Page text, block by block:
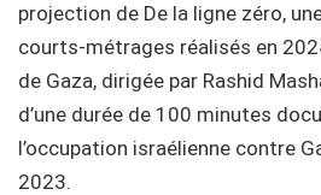
projection de De la ligne zéro,
courts-métrages réalisés en
de Gaza, dirigée par Rashid
d’une durée de 100 minutes
l’occupation israélienne contre
2023.